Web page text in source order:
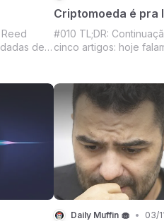
de
crypto.
Criptomoeda é pra
#010 TL;DR:
cinco artigos: hoje
mercado de crypto, O
low-code e
Daily Muffin 🧁 • 03/